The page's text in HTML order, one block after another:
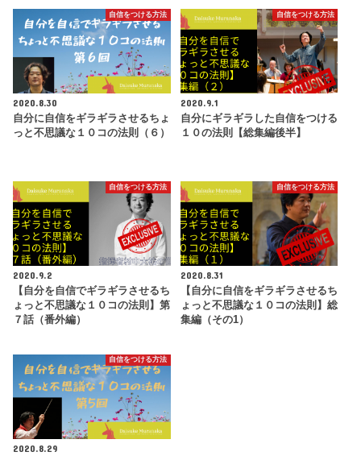
自信をつける方法
2020.8.30
自分に自信をギラギラさせるちょ
っと不思議な１０コの法則（６）
自信をつける方法
2020.9.1
自分にギラギラした自信をつける
１０の法則【総集編後半】
自信をつける方法
2020.9.2
【自分を自信でギラギラさせるち
ょっと不思議な１０コの法則】第
７話（番外編）
自信をつける方法
2020.8.31
【自分に自信をギラギラさせるち
ょっと不思議な１０コの法則】総
集編（その1）
自信をつける方法
2020.8.29